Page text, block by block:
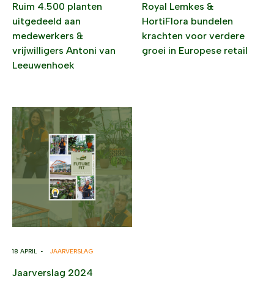
Ruim 4.500 planten
uitgedeeld aan
medewerkers &
vrijwilligers Antoni van
Leeuwenhoek
Royal Lemkes &
HortiFlora bundelen
krachten voor verdere
groei in Europese retail
18 APRIL • JAARVERSLAG
Jaarverslag 2024